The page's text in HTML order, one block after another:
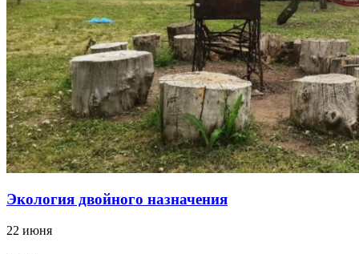
Экология двойного назначения
22 июня